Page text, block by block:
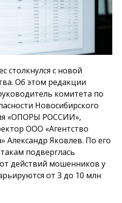
столкнулся с новой
Об этом редакции
комитета по
Новосибирского
«ОПОРЫ РОССИИ»,
ООО «Агентство
Александр Яковлев. По его
подверглась
действий мошенников у
от 3 до 10 млн